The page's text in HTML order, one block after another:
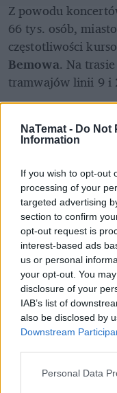
NaTemat - Do Not
Information
If you wish to opt-out
processing of your
targeted advertising
section to confirm
opt-out request is
interest-based ads
us or personal
your opt-out. You
disclosure of your
IAB’s list of
also be disclosed by
Downstream
Personal Data
Z powodu
66 tys. osób,
częstotliwości
Bemowa. Na
tramwajów linii 9 i
Piosenki".
Koncert Taylor
muzycznym
miejsce 1
tradycyjne
(Nie)Zakazane